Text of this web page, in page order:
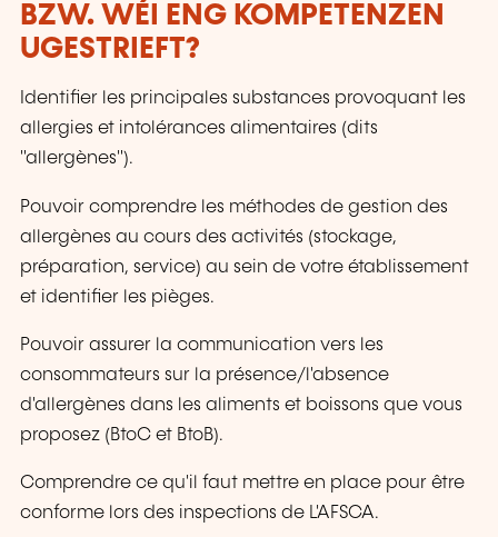
BZW. WÉI ENG KOMPETENZEN
UGESTRIEFT?
Identifier les principales substances provoquant les
allergies et intolérances alimentaires (dits
"allergènes").
Pouvoir comprendre les méthodes de gestion des
allergènes au cours des activités (stockage,
préparation, service) au sein de votre établissement
et identifier les pièges.
Pouvoir assurer la communication vers les
consommateurs sur la présence/l'absence
d'allergènes dans les aliments et boissons que vous
proposez (BtoC et BtoB).
Comprendre ce qu'il faut mettre en place pour être
conforme lors des inspections de L'AFSCA.